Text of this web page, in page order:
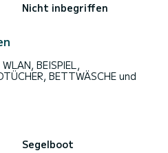
Nicht inbegriffen
BEISPIEL,
BETTWÄSCHE und
Segelboot